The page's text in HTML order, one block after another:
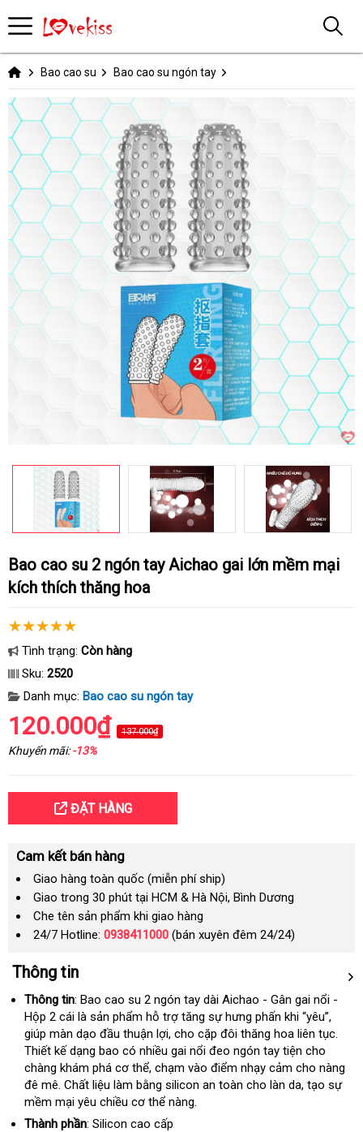
Bao cao su Bao cao su ngón tay
Bao cao su 2 ngón tay Aichao gai lớn mềm mại
kích thích thăng hoa
Tình trạng: Còn hàng
Sku: 2520
Danh mục: Bao cao su ngón tay
120.000₫ 137.000₫
Khuyến mãi:-13%
ĐẶT HÀNG
Cam kết bán hàng
Giao hàng toàn quốc (miễn phí ship)
Giao trong 30 phút tại HCM & Hà Nội, Bình Dương
Che tên sản phẩm khi giao hàng
24/7 Hotline: 0938411000 (bán xuyên đêm 24/24)
Thông tin
Thông tin: Bao cao su 2 ngón tay dài Aichao - Gân gai nổi -
Hộp 2 cái là sản phẩm hỗ trợ tăng sự hưng phấn khi “yêu”tham
khảo
,
giúp màn dạo đầu thuận lợichất
lượng
, cho cặp đôi thăng hoa liên tụcmiễn
.
Thiết kế dạng bao có nhiều gai nổi đeo ngón tay tiện cho
chàng khám phá cơ thểnhập
khẩu
, chạm vào điểm nhạy cảm cho nàng
đê mêphân
phối
. Chất liệu làm bằng silicon an toàn cho làn davệ
, tạo sự
mềm mại yêu chiều cơ thể nàng.
Thành phần: Silicon cao cấp